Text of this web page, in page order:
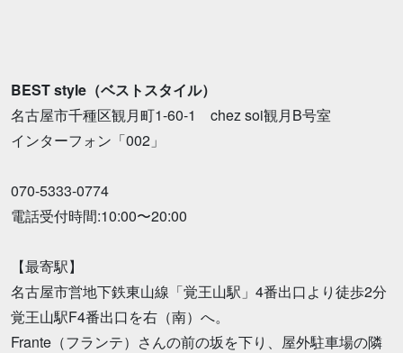
BEST style（ベストスタイル）
名古屋市千種区観月町1-60-1 chez soi観月B号室
インターフォン「002」
070-5333-0774
電話受付時間:10:00〜20:00
【最寄駅】
名古屋市営地下鉄東山線「覚王山駅」4番出口より徒歩2分
覚王山駅F4番出口を右（南）へ。
Frante（フランテ）さんの前の坂を下り、屋外駐車場の隣